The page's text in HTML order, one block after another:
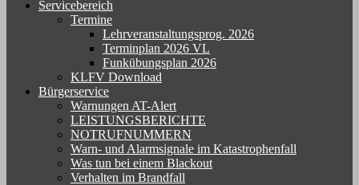
Servicebereich
Termine
Lehrveranstaltungsprog. 2026
Terminplan 2026 VL
Funkübungsplan 2026
KLFV Download
Bürgerservice
Warnungen AT-Alert
LEISTUNGSBERICHTE
NOTRUFNUMMERN
Warn- und Alarmsignale im Katastrophenfall
Was tun bei einem Blackout
Verhalten im Brandfall